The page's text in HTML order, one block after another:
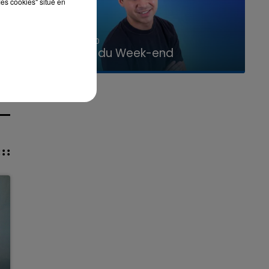
La Team du Week-end